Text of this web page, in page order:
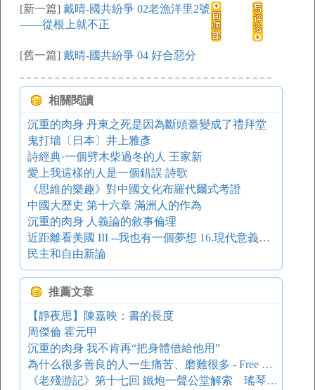
[新一篇] 戴晴-國共紛爭 02老漁洋里2號
——從根上就不正
[舊一篇] 戴晴-國共紛爭 04 好合惡分
相關閱讀
沉重的肉身 丹東之死是因為斷頭臺變成了禮拜堂
鬼打墻〔日本〕井上雅彥
詩經典·一個劈木柴過冬的人 王家新
愛上我這樣的人是一個錯誤 詩歌
《思維的樂趣》對中國文化布羅代爾式考證
中國大歷史 第十六章 滿洲人的作為
沉重的肉身 人義論的敘事倫理
近距離看美國 III --我也有一個夢想 16.現代意義上的種族問題
民主和自由新論
推薦文章
【靜夜思】陳嘉映：書的長度
周傑倫 霍元甲
沉重的肉身 我不肯再“把身體借給他用”
為什么很多善良的人一生痛苦、磨難很多 - Free Programmer
《老殘游記》第十七回 鐵炮一聲公堂解索 瑤琴三迭旅舍銜環